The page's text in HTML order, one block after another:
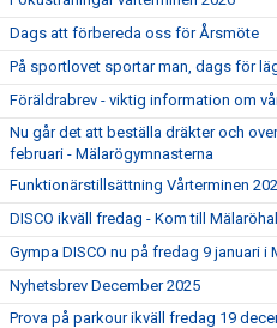
Dags att förbereda oss för Årsmöte
På sportlovet sportar man, dags för
Föräldrabrev - viktig information om
Nu går det att beställa dräkter och
februari - Mälarögymnasterna
Funktionärstillsättning Vårterminen
DISCO ikväll fredag - Kom till
Gympa DISCO nu på fredag 9 januari i
Nyhetsbrev December 2025
Prova på parkour ikväll fredag 19